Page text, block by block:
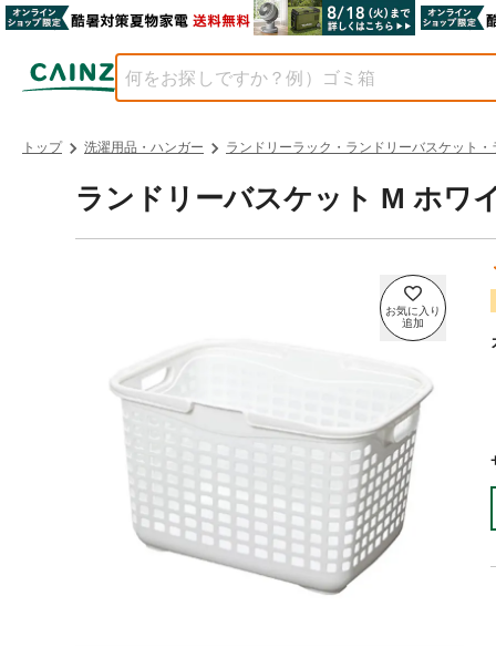
トップ 洗濯用品・ハンガー ランドリーラック・ランドリーバスケット
ランドリーバスケット M ホワ